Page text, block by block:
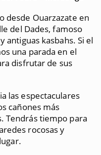
desde Ouarzazate en
del Dades, famoso
antiguas kasbahs. Si el
una parada en el
disfrutar de sus
las espectaculares
cañones más
Tendrás tiempo para
rocosas y